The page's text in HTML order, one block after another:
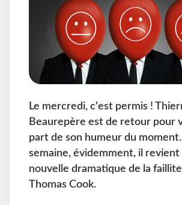
Le mercredi, c'est permis !
Beaurepère est de retour pour
part de son humeur du
semaine, évidemment, il revient
nouvelle dramatique de la
Thomas Cook.